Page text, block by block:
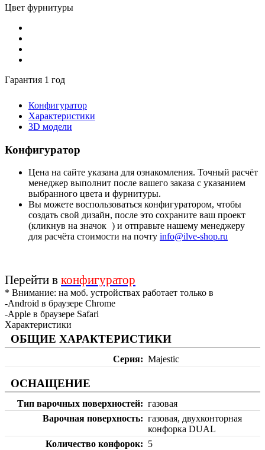
Цвет фурнитуры
Гарантия 1 год
Конфигуратор
Характеристики
3D модели
Конфигуратор
Цена на сайте указана для ознакомления. Точный расчёт
менеджер выполнит после вашего заказа с указанием
выбранного цвета и фурнитуры.
Вы можете воспользоваться конфигуратором, чтобы
создать свой дизайн, после это сохраните ваш проект
(кликнув на значок ) и отправьте нашему менеджеру
для расчёта стоимости на почту info@ilve-shop.ru
Перейти в конфигуратор
* Внимание: на моб. устройствах работает только в
-Android в браузере Chrome
-Apple в браузере Safari
Характеристики
ОБЩИЕ ХАРАКТЕРИСТИКИ
Серия Majestic
ОСНАЩЕНИЕ
Тип варочных поверхностей
газовая
Варочная поверхность
газовая, двухконторная
конфорка DUAL
Количество конфорок
5